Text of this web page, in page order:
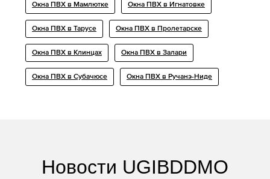
Окна ПВХ в Мамлютке Окна ПВХ в Игнатовке
Окна ПВХ в Тарусе Окна ПВХ в Пролетарске
Окна ПВХ в Клинцах Окна ПВХ в Залари
Окна ПВХ в Субачюсе Окна ПВХ в Ручанэ-Ниде
Новости UGIBDDMO